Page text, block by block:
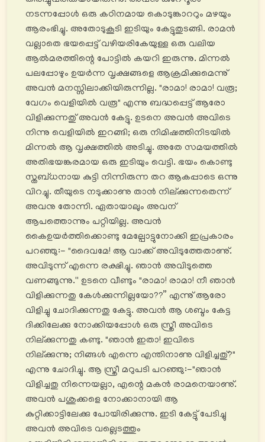
നടന്നപ്പോൾ ഒരു കഠിനമായ കൊടുങ്കാററും മഴയും
ആരംഭിച്ചു. അതോടുകൂടി ഇടിയും കേട്ടുതുടങ്ങി. രാമൻ
വല്ലാതെ ഭയപ്പെട്ട് വഴിയരികേയുള്ള ഒരു വലിയ
ആൽമരത്തിന്റെ പോട്ടിൽ കയറി ഇരുന്നു. മിന്നൽ
പലപ്പോഴും ഉയര്‍ന്ന വൃക്ഷങ്ങളെ ആക്രമിക്കുമെന്നു്
അവൻ മനസ്സിലാക്കിയിരുന്നില്ല. "രാമാ! രാമാ! വരൂ;
വേഗം വെളിയിൽ വരൂ" എന്നു ബദ്ധപ്പെട്ട് ആരോ
വിളിക്കുന്നതു് അവൻ കേട്ടു. ഉടനെ അവൻ അവിടെ
നിന്നു വെളിയിൽ ഇറങ്ങി; ഒരു നിമിഷത്തിനിടയിൽ
മിന്നൽ ആ വൃക്ഷത്തിൽ അടിച്ചു. അതേ സമയത്തിൽ
അതിഭയങ്കരമായ ഒരു ഇടിയും വെട്ടി. ഭയം കൊണ്ടു
സ്തബ്ധനായ കുട്ടി നിന്നിരുന്ന തറ ആകപ്പാടെ ഒന്നു
വിറച്ചു. തീയുടെ നടുക്കാണു താൻ നില്ക്കുന്നതെന്ന്
അവനു തോന്നി. ഏതായാലും അവന്
ആപത്തൊന്നും പറ്റിയില്ല. അവൻ
കൈഉയർത്തിക്കൊണ്ടു മേല്പോട്ടുനോക്കി ഇപ്രകാരം
പറഞ്ഞു:- "ദൈവമേ! ആ വാക്ക് അവിടുത്തേതാണു്.
അവിടുന്ന് എന്നെ രക്ഷിച്ചു. ഞാൻ അവിടുത്തെ
വണങ്ങുന്നു.'' ഉടനെ വീണ്ടും "രാമാ! രാമാ! നീ ഞാൻ
വിളിക്കുന്നതു കേൾക്കുന്നില്ലയോ??” എന്നു് ആരോ
വിളിച്ചു ചോദിക്കുന്നതു കേട്ടു. അവൻ ആ ശബ്ദം കേട്ട
ദിക്കിലേക്കു നോക്കിയപ്പോൾ ഒരു സ്ത്രീ അവിടെ
നില്ക്കുന്നതു കണ്ടു. "ഞാൻ ഇതാ! ഇവിടെ
നില്ക്കുന്നു; നിങ്ങൾ എന്നെ എന്തിനാണു വിളിച്ചതു്?"
എന്നു ചോദിച്ചു. ആ സ്ത്രീ മറുപടി പറഞ്ഞു:-"ഞാൻ
വിളിച്ചതു നിന്നെയല്ലാ, എന്റെ മകൻ രാമനെയാണു്.
അവൻ പശുക്കളെ നോക്കാനായി ആ
കുറ്റിക്കാട്ടിലേക്കു പോയിരിക്കുന്നു. ഇടി കേട്ടു് പേടിച്ചു
അവൻ അവിടെ വല്ലെടത്തും